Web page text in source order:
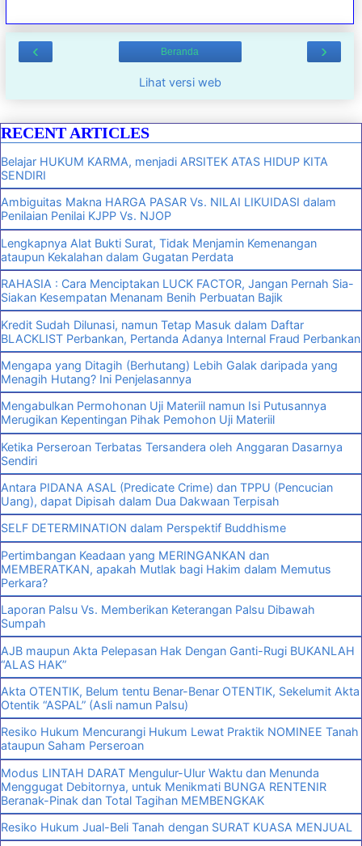
‹ ›
Beranda
Lihat versi web
RECENT ARTICLES
Belajar HUKUM KARMA, menjadi ARSITEK ATAS HIDUP KITA
SENDIRI
Ambiguitas Makna HARGA PASAR Vs. NILAI LIKUIDASI dalam
Penilaian Penilai KJPP Vs. NJOP
Lengkapnya Alat Bukti Surat, Tidak Menjamin Kemenangan
ataupun Kekalahan dalam Gugatan Perdata
RAHASIA : Cara Menciptakan LUCK FACTOR, Jangan Pernah Sia-
Siakan Kesempatan Menanam Benih Perbuatan Bajik
Kredit Sudah Dilunasi, namun Tetap Masuk dalam Daftar
BLACKLIST Perbankan, Pertanda Adanya Internal Fraud Perbankan
Mengapa yang Ditagih (Berhutang) Lebih Galak daripada yang
Menagih Hutang? Ini Penjelasannya
Mengabulkan Permohonan Uji Materiil namun Isi Putusannya
Merugikan Kepentingan Pihak Pemohon Uji Materiil
Ketika Perseroan Terbatas Tersandera oleh Anggaran Dasarnya
Sendiri
Antara PIDANA ASAL (Predicate Crime) dan TPPU (Pencucian
Uang), dapat Dipisah dalam Dua Dakwaan Terpisah
SELF DETERMINATION dalam Perspektif Buddhisme
Pertimbangan Keadaan yang MERINGANKAN dan
MEMBERATKAN, apakah Mutlak bagi Hakim dalam Memutus
Perkara?
Laporan Palsu Vs. Memberikan Keterangan Palsu Dibawah
Sumpah
AJB maupun Akta Pelepasan Hak Dengan Ganti-Rugi BUKANLAH
“ALAS HAK”
Akta OTENTIK, Belum tentu Benar-Benar OTENTIK, Sekelumit Akta
Otentik “ASPAL” (Asli namun Palsu)
Resiko Hukum Mencurangi Hukum Lewat Praktik NOMINEE Tanah
ataupun Saham Perseroan
Modus LINTAH DARAT Mengulur-Ulur Waktu dan Menunda
Menggugat Debitornya, untuk Menikmati BUNGA RENTENIR
Beranak-Pinak dan Total Tagihan MEMBENGKAK
Resiko Hukum Jual-Beli Tanah dengan SURAT KUASA MENJUAL